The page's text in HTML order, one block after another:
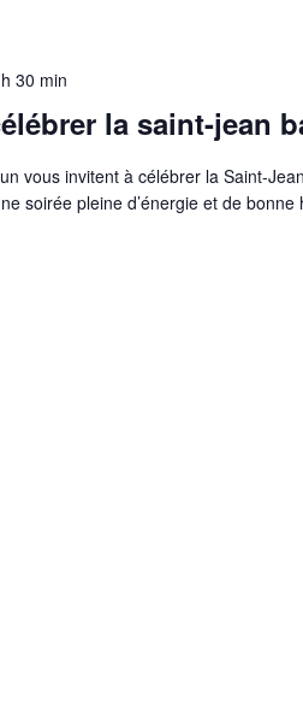
30 min
la saint-jean
vous invitent à célébrer la Saint-
soirée pleine d’énergie et de bonne